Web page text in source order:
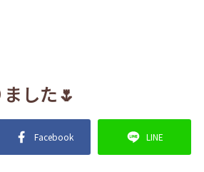
した🌷
Facebook LINE